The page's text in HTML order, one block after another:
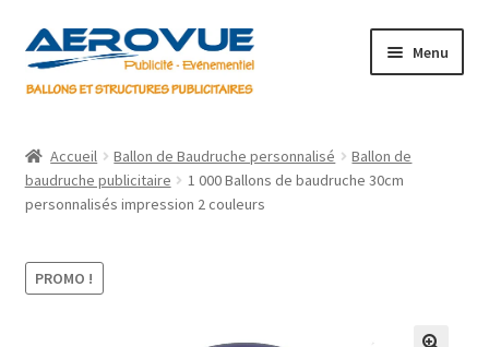
Aller
à
la
Aller
au
contenu
Menu
Boutique
Mon compte
Accueil Ballon de Baudruche personnalisé
Ballon de
baudruche publicitaire
1 000 Ballons de baudruche 30cm
personnalisés impression 2 couleurs
PROMO !